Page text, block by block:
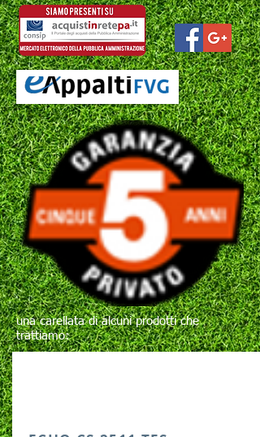
una carellata di alcuni prodotti che
trattiamo: